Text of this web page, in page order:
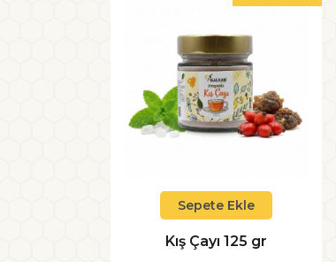
Sepete Ekle
Kış Çayı 125 gr